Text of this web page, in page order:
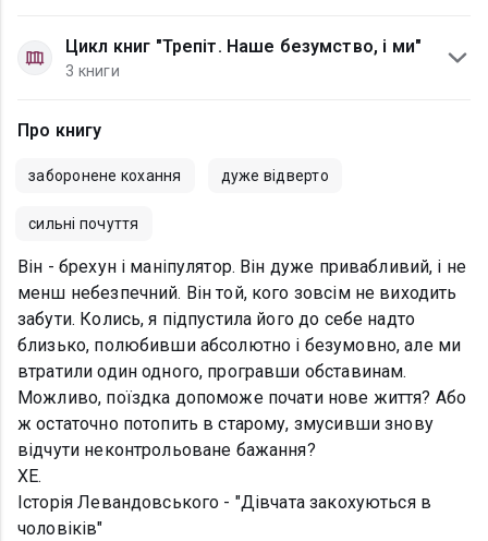
Цикл книг "Трепіт. Наше безумство, і ми"
3 книги
Про книгу
заборонене кохання дуже відверто
сильні почуття
Він - брехун і маніпулятор. Він дуже привабливий, і не
менш небезпечний. Він той, кого зовсім не виходить
забути. Колись, я підпустила його до себе надто
близько, полюбивши абсолютно і безумовно, але ми
втратили один одного, програвши обставинам.
Можливо, поїздка допоможе почати нове життя? Або
ж остаточно потопить в старому, змусивши знову
відчути неконтрольоване бажання?
ХЕ.
Історія Левандовського - "Дівчата закохуються в
чоловіків"